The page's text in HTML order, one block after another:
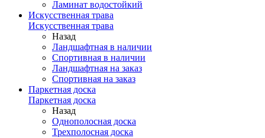
Ламинат водостойкий
Искусственная трава
Искусственная трава
Назад
Ландшафтная в наличии
Спортивная в наличии
Ландшафтная на заказ
Спортивная на заказ
Паркетная доска
Паркетная доска
Назад
Однополосная доска
Трехполосная доска